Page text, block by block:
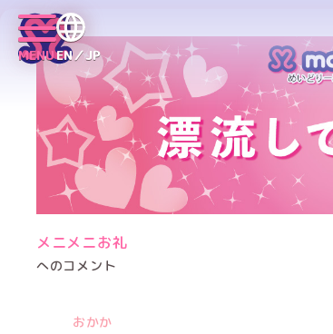
MENUEN／JP
メニメニお礼
へのコメント
おかか